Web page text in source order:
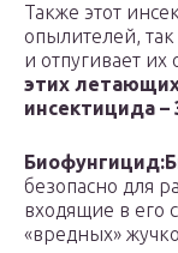
Также этот
опылителей,
и отпугивает их
этих
инсектицида –
Биофунгицид:
безопасно для
входящие в его
«вредных»